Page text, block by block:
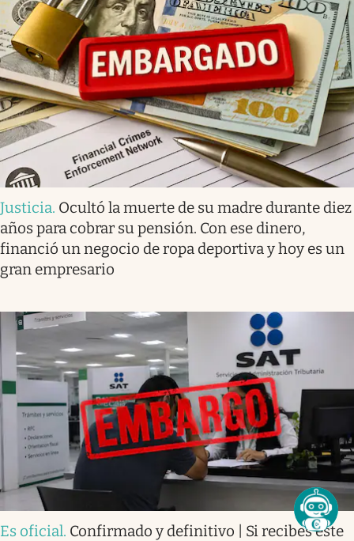
Justicia. Ocultó la muerte de su madre durante diez
años para cobrar su pensión. Con ese dinero,
financió un negocio de ropa deportiva y hoy es un
gran empresario
Es oficial. Confirmado y definitivo | Si recibes este